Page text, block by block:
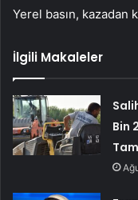
Yerel basın, kazadan
İlgili Makaleler
Bin